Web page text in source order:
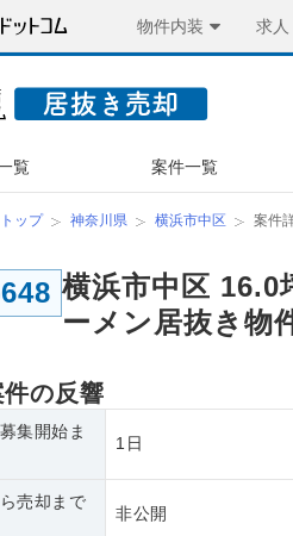
物件内装 求人
覧 案件一覧
ップ 神奈川県 横浜市中区 案件
横浜市中区 16.0
ーメン居抜き物
件の反響
集開始ま
1日
売却まで
非公開